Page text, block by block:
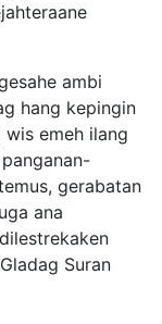
ambi
hang kepingin
emeh ilang
gerabatan
ana
Suran